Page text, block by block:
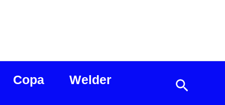
Copa Welder Search